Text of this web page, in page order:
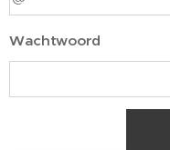
Wachtwoord